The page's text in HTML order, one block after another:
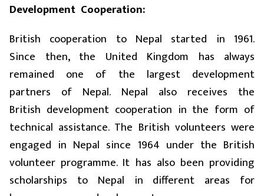
Development Cooperation:
British cooperation to Nepal started in 1961.
Since then, the United Kingdom has always
remained one of the largest development
partners of Nepal. Nepal also receives the
British development cooperation in the form of
technical assistance. The British volunteers were
engaged in Nepal since 1964 under the British
volunteer programme. It has also been providing
scholarships to Nepal in different areas for